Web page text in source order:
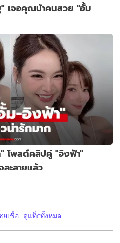
เจอคุณน้าคนสวย "อั้ม
โพสต์คลิปคู่ "อิงฟ้า"
ะลายแล้ว
ยเชื้อ ดูแท็กทั้งหมด